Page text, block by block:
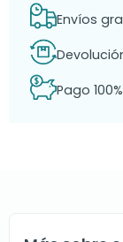
Envíos
Pago